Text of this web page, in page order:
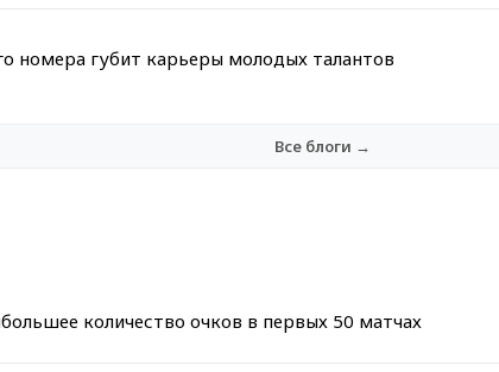
номера губит карьеры молодых талантов
Все блоги →
количество очков в первых 50 матчах